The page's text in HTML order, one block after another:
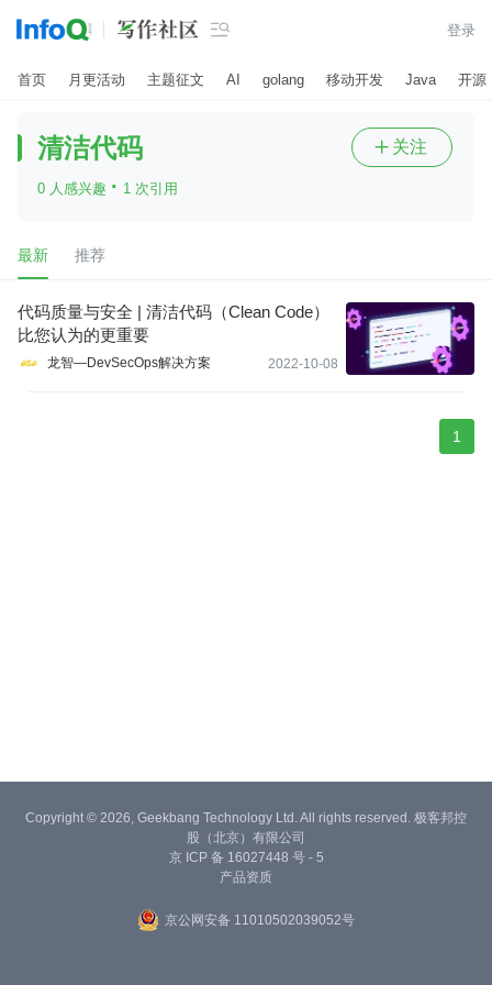
 登录
首页 月更活动 主题征文 AI golang 移动开发 Java 开源
清洁代码
0 人感兴趣 · 1 次引用
 关注
最新 推荐
代码质量与安全 | 清洁代码（Clean Code）
比您认为的更重要
龙智—DevSecOps解决方案 2022-10-08
1
Copyright © 2026, Geekbang Technology Ltd. All rights reserved. 极客邦控
股（北京）有限公司
京 ICP 备 16027448 号 - 5
产品资质
京公网安备 11010502039052号